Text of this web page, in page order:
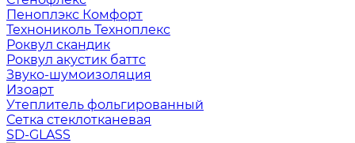
Пеноплэкс Комфорт
Технониколь Техноплекс
Роквул скандик
Роквул акустик баттс
Звуко-шумоизоляция
Изоарт
Утеплитель фольгированный
Сетка стеклотканевая
SD-GLASS